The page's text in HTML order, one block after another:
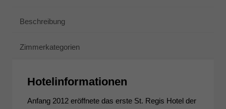
Beschreibung
Zimmerkategorien
Hotelinformationen
Anfang 2012 eröffnete das erste St. Regis Hotel der